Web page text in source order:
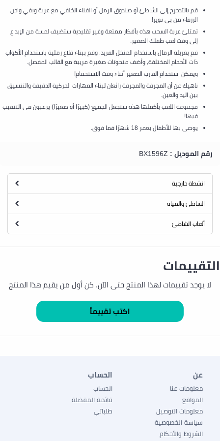
قم بالتدحرج إلى الشاطئ أو صندوق الرمل أو الفناء الخلفي مع عربة ويفي واجن
الزرقاء من بي تويز!
تمتلئ عربة السحب هذه بأفكار ممتعة وغير تقليدية ستضيف لمسة من الإبداع
إلى وقت لعب طفلك الصغير.
قم بغربلة الرمال باستخدام المنخل الفريد، وقم ببناء قلاع رملية باستخدام الأكواب
ذات الأحجام المختلفة، وأضف منحوتات صغيرة مريبة مع القالب المفصل.
ويمكن استخدام القارب الصغير أثناء وقت الاستحمام!
ناهيك عن أن المجرفة والمجرفة رائعان لبناء المهارات الحركية الدقيقة والتنسيق
بين اليد والعين.
مجموعة اللعب بأكملها هذه ستجعل الجميع (كبيرًا أو صغيرًا) يرغبون في التنقيب
فيها!
يوصى بها للأطفال بعمر 18 شهرًا فما فوق.
رقم الموديل : BX1596Z
انشطة خارجية
الشاطئ والمياه
ألعاب الشاطئ
التقييمات
لا يوجد تقييمات لهذا المنتج حتى الآن. كن أول من يقيم هذا المنتج
عن
معلومات عنا
المواقع
معلومات التوصيل
سياسة الخصوصية
الشروط والأحكام
الحساب
الحساب
قائمة المفضلة
طلباتي